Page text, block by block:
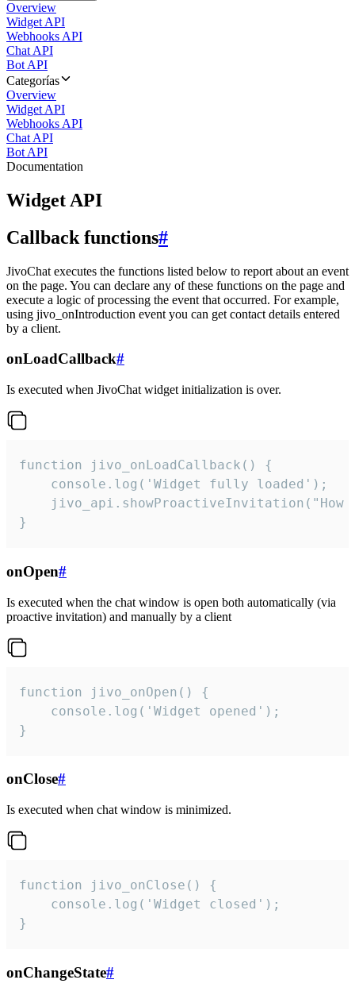
Overview
Widget API
Webhooks API
Chat API
Bot API
Categorías
Overview
Widget API
Webhooks API
Chat API
Bot API
Documentation
Widget API
Callback functions#
JivoChat executes the functions listed below to report about an event
on the page. You can declare any of these functions on the page and
execute a logic of processing the event that occurred. For example,
using jivo_onIntroduction event you can get contact details entered
by a client.
onLoadCallback#
Is executed when JivoChat widget initialization is over.
function jivo_onLoadCallback() {
    console.log('Widget fully loaded');
jivo_api.showProactiveInvitation("How
}
onOpen#
Is executed when the chat window is open both automatically (via
proactive invitation) and manually by a client
function jivo_onOpen() {
    console.log('Widget opened');
}
onClose#
Is executed when chat window is minimized.
function jivo_onClose() {
    console.log('Widget closed');
}
onChangeState#